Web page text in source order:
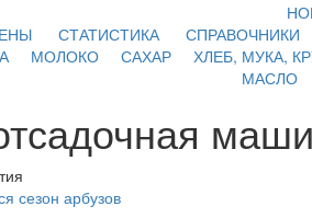
СТАТИСТИКА
СПРАВОЧНИКИ
МОЛОКО САХАР
ХЛЕБ, МУКА,
МАСЛО
сезон арбузов